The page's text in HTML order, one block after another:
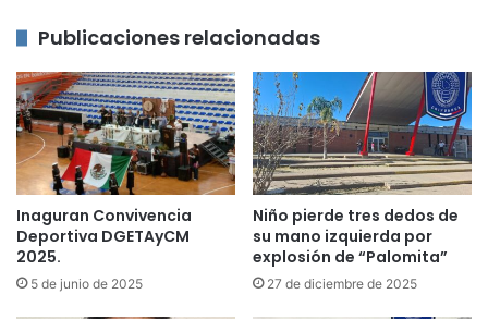
Publicaciones relacionadas
Inaguran Convivencia
Deportiva DGETAyCM
2025.
5 de junio de 2025
Niño pierde tres dedos de
su mano izquierda por
explosión de “Palomita”
27 de diciembre de 2025